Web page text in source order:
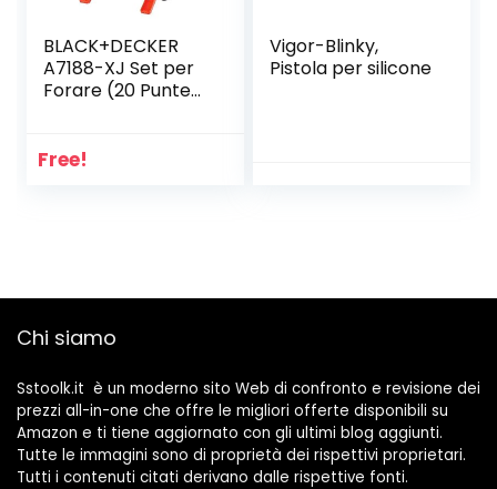
BLACK+DECKER
A7188-XJ Set per
Forare (20 Punte
Avvitare), 50 Pezzi,
Free!
‎Vigor-Blinky,
Pistola per silicone
Chi siamo
Sstoolk.it è un moderno sito Web di confronto e revisione dei
prezzi all-in-one che offre le migliori offerte disponibili su
Amazon e ti tiene aggiornato con gli ultimi blog aggiunti.
Tutte le immagini sono di proprietà dei rispettivi proprietari.
Tutti i contenuti citati derivano dalle rispettive fonti.